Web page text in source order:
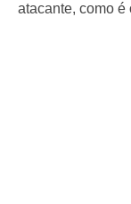
atacante, como é